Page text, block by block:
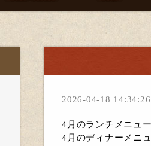
2026-04-18 14:34:26
4月のランチメニュ
4月のディナーメニ